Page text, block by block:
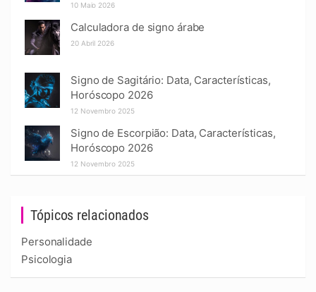
Tópicos relacionados
Personalidade
Psicologia
10 Maio 2026
Calculadora de signo árabe
20 Abril 2026
Signo de Sagitário: Data, Características,
Horóscopo 2026
12 Novembro 2025
Signo de Escorpião: Data, Características,
Horóscopo 2026
12 Novembro 2025